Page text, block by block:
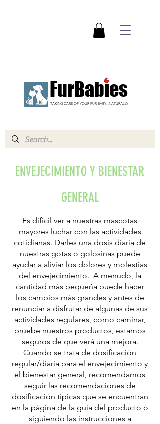
TAKING CARE OF YOUR FUR BABY...NATURALLY
FurBabies
ENVEJECIMIENTO Y BIENESTAR
GENERAL
Es difícil ver a nuestras mascotas
mayores luchar con las actividades
cotidianas. Darles una dosis diaria de
nuestras gotas o golosinas puede
ayudar a aliviar los dolores y molestias
del envejecimiento. A menudo, la
cantidad más pequeña puede hacer
los cambios más grandes y antes de
renunciar a disfrutar de algunas de sus
actividades regulares, como caminar,
pruebe nuestros productos, estamos
seguros de que verá una mejora.
Cuando se trata de dosificación
regular/diaria para el envejecimiento y
el bienestar general, recomendamos
seguir las recomendaciones de
dosificación típicas que se encuentran
en la página de la guía del producto o
siguiendo las instrucciones a